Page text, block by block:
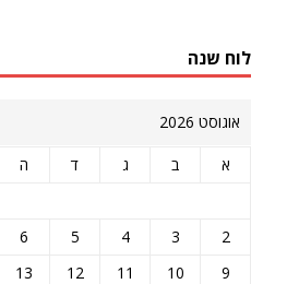
לוח שנה
אוגוסט 2026
א ב ג ד ה
2
3
4
5
6
9
10
11
12
13